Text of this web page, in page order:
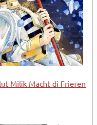
Milik Macht di Frieren